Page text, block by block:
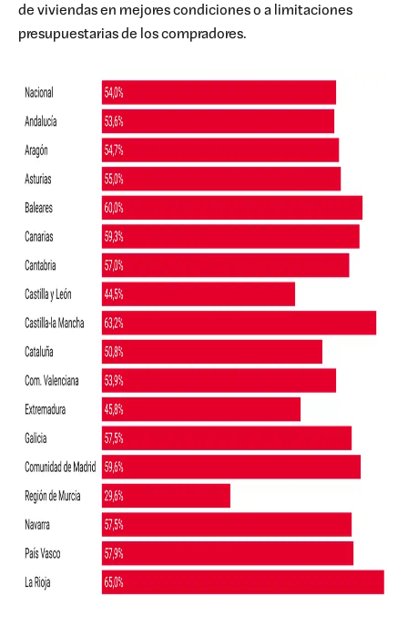
de viviendas en mejores condiciones o a limitaciones
presupuestarias de los compradores.